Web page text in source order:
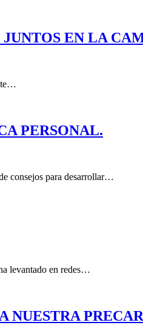
EN LA
te…
PERSONAL.
consejos para desarrollar…
levantado en redes…
NUESTRA